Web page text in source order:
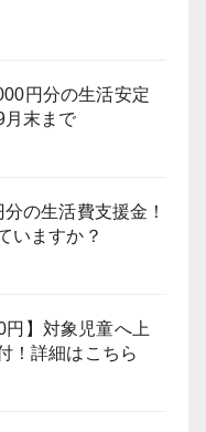
円分の生活安定
月末まで
の生活費支援金！
いますか？
円】対象児童へ上
！詳細はこちら